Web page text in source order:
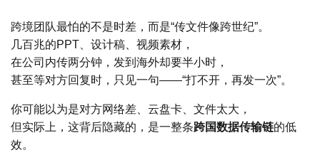
跨境团队最怕的不是时差，而是“传文件像跨世纪”。
几百兆的PPT、设计稿、视频素材，
在公司内传两分钟，发到海外却要半小时，
甚至等对方回复时，只见一句——“打不开，再发一次”。
你可能以为是对方网络差、云盘卡、文件太大，
但实际上，这背后隐藏的，是一整条跨国数据传输链的低
效。